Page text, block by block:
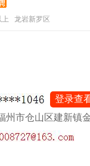
龙岩新罗区
登录查
州市仓山区建新镇